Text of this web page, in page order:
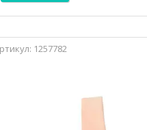
1257782